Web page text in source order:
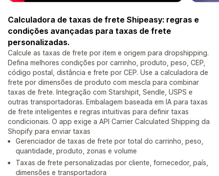
Calculadora de taxas de frete Shipeasy: regras e
condições avançadas para taxas de frete
personalizadas.
Calcule as taxas de frete por item e origem para dropshipping.
Defina melhores condições por carrinho, produto, peso, CEP,
código postal, distância e frete por CEP. Use a calculadora de
frete por dimensões de produto com mescla para combinar
taxas de frete. Integração com Starshipit, Sendle, USPS e
outras transportadoras. Embalagem baseada em IA para taxas
de frete inteligentes e regras intuitivas para definir taxas
condicionais. O app exige a API Carrier Calculated Shipping da
Shopify para enviar taxas
Gerenciador de taxas de frete por total do carrinho, peso,
quantidade, produto, zonas e volume
Taxas de frete personalizadas por cliente, fornecedor, país,
dimensões e transportadora